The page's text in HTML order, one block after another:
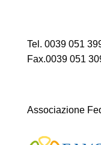
Tel. 0039 051
Fax.0039 051
Associazione